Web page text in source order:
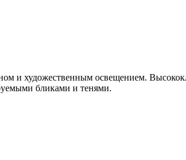
и художественным освещением.
бликами и тенями.